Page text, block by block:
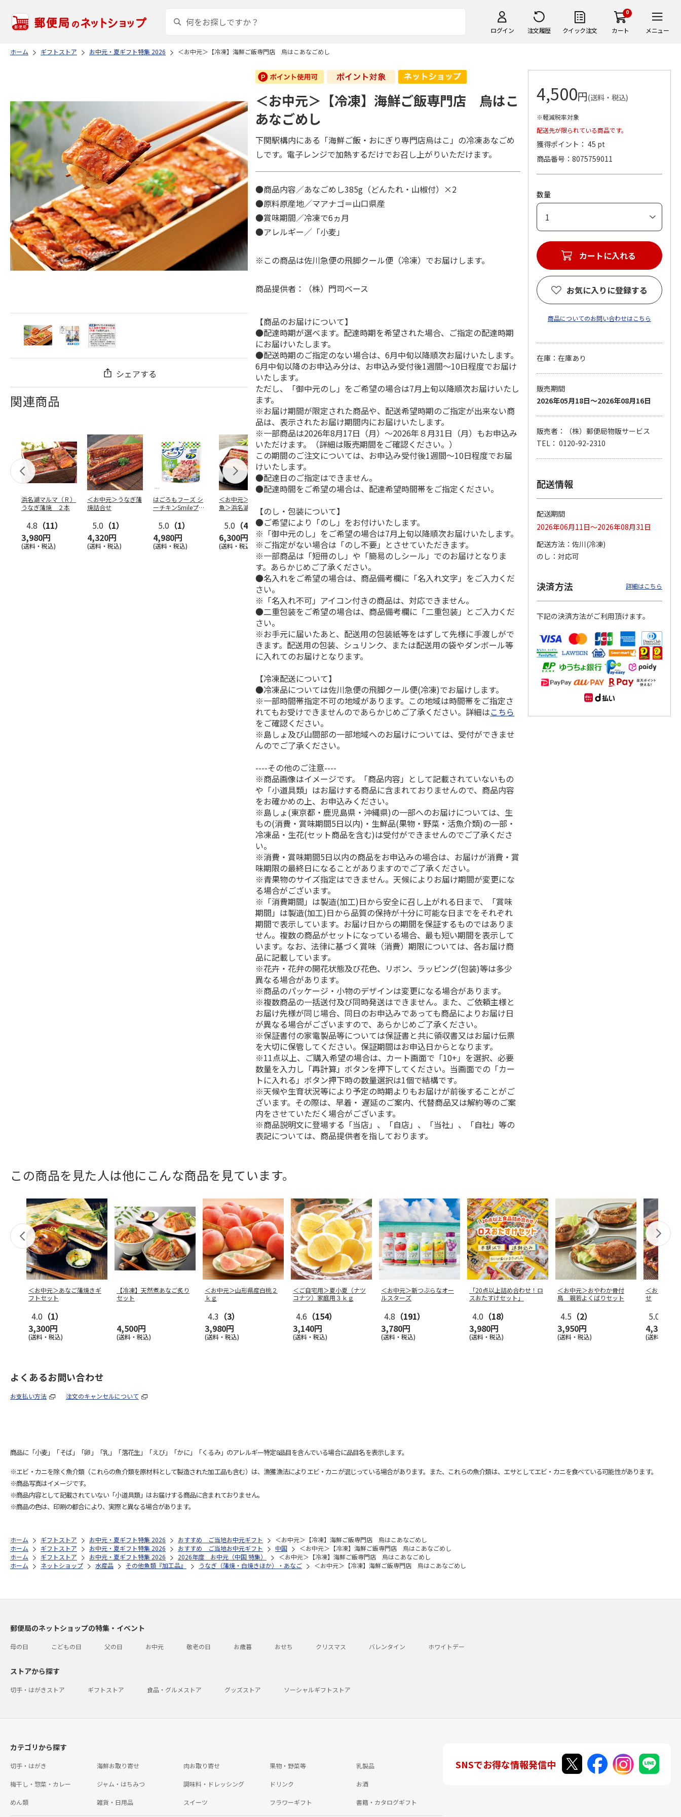
ログイン 注文履歴 クイック注文
0
カート メニュー
ホーム ギフトストア お中元・夏ギフト特集 2026 ＜お中元＞【冷凍】海鮮ご飯専門店 烏はこあなごめし
シェアする
関連商品
浜名湖マルマ（Ｒ）
うなぎ蒲焼 ２本
4.8 （11）
3,980円
(送料・税込)
＜お中元＞うなぎ蒲
焼詰合せ
5.0 （1）
4,320円
(送料・税込)
はごろもフーズ シ
ーチキンSmileプチ
5.0 （1）
4,980円
(送料・税込)
＜お中元＞＜大和養
魚＞浜名湖うなぎ蒲
5.0 （4）
6,300円
(送料・税込)
焼詰合せ
5,400円
(送料・税込)
5.0（1）
11,800円
(送料・税込)
3,780円
(送料・税込)
呼子朝市ひもの詰合
3,300円
＜お中元＞愛知三河
ト
5.0（1）
(送料・税込)
＜お中元＞函館味く
5.0（1）
＜お中元＞【冷凍】海鮮ご飯専門店 烏はこ
あなごめし
下関駅構内にある「海鮮ご飯・おにぎり専門店烏はこ」の冷凍あなごめ
しです。電子レンジで加熱するだけでお召し上がりいただけます。
●商品内容／あなごめし385g（どんたれ・山椒付）×2
●原料原産地／マアナゴ＝山口県産
●賞味期間／冷凍で6ヵ月
●アレルギー／「小麦」
※この商品は佐川急便の飛脚クール便（冷凍）でお届けします。
商品提供者：（株）門司ベース
【商品のお届けについて】
●配達時期が選べます。配達時期を希望された場合、ご指定の配達時期
にお届けいたします。
●配送時期のご指定のない場合は、6月中旬以降順次お届けいたします。
6月中旬以降のお申込み分は、お申込み受付後1週間～10日程度でお届け
いたします。
ただし、「御中元のし」をご希望の場合は7月上旬以降順次お届けいたし
ます。
※お届け期間が限定された商品や、配送希望時期のご指定が出来ない商
品は、表示されたお届け期間内にお届けいたします。
※一部商品は2026年8月17日（月）～2026年８月31日（月）もお申込み
いただけます。（詳細は販売期間をご確認ください。）
この期間のご注文については、お申込み受付後1週間～10日程度でお届
けいたします。
●配達日のご指定はできません。
●配達時間をご希望の場合は、配達希望時間帯をご指定ください。
【のし・包装について】
●ご希望により「のし」をお付けいたします。
※「御中元のし」をご希望の場合は7月上旬以降順次お届けいたします。
※ご指定がない場合は「のし不要」とさせていただきます。
※一部商品は「短冊のし」や「簡易のしシール」でのお届けとなりま
す。あらかじめご了承ください。
●名入れをご希望の場合は、商品備考欄に「名入れ文字」をご入力くだ
さい。
※「名入れ不可」アイコン付きの商品は、対応できません。
●二重包装をご希望の場合は、商品備考欄に「二重包装」とご入力くだ
さい。
※お手元に届いたあと、配送用の包装紙等をはずして先様に手渡しがで
きます。配送用の包装、シュリンク、または配送用の袋やダンボール等
に入れてのお届けとなります。
【冷凍配送について】
●冷凍品については佐川急便の飛脚クール便(冷凍)でお届けします。
※一部時間帯指定不可の地域があります。この地域は時間帯をご指定さ
れてもお受けできませんのであらかじめご了承ください。詳細はこちら
をご確認ください。
※島しょ及び山間部の一部地域へのお届けについては、受付ができませ
んのでご了承ください。
----その他のご注意----
※商品画像はイメージです。「商品内容」として記載されていないもの
や「小道具類」はお届けする商品に含まれておりませんので、商品内容
をお確かめの上、お申込みください。
※島しょ(東京都・鹿児島県・沖縄県)の一部へのお届けについては、生
もの(消費・賞味期間5日以内)・生鮮品(果物・野菜・活魚介類)の一部・
冷凍品・生花(セット商品を含む)は受付ができませんのでご了承くださ
い。
※消費・賞味期間5日以内の商品をお申込みの場合は、お届けが消費・賞
味期限の最終日になることがありますのでご了承ください。
※青果物のサイズ指定はできません。天候によりお届け期間が変更にな
る場合がございます。
※「消費期間」は製造(加工)日から安全に召し上がれる日まで、「賞味
期間」は製造(加工)日から品質の保持が十分に可能な日までをそれぞれ
期間で表示しています。お届け日からの期間を保証するものではありま
せん。複数の商品がセットになっている場合、最も短い期間を表示して
います。なお、法律に基づく賞味（消費）期限については、各お届け商
品に記載しています。
※花卉・花弁の開花状態及び花色、リボン、ラッピング(包装)等は多少
異なる場合があります。
※商品のパッケージ・小物のデザインは変更になる場合があります。
※複数商品の一括送付及び同時発送はできません。また、ご依頼主様と
お届け先様が同じ場合、同日のお申込みであっても商品によりお届け日
が異なる場合がございますので、あらかじめご了承ください。
※保証書付の家電製品等については保証書と共に領収書又はお届け伝票
を大切に保管してください。保証期間はお申込日からとなります。
※11点以上、ご購入希望の場合は、カート画面で「10+」を選択、必要
数量を入力し「再計算」ボタンを押下してください。当画面での「カー
トに入れる」ボタン押下時の数量選択は1個で結構です。
※天候や生育状況等により予定の時期よりもお届けが前後することがご
ざいます。その際は、早着・ 遅延のご案内、代替商品又は解約等のご案
内をさせていただく場合がございます。
※商品説明文に登場する「当店」、「自店」、「当社」、「自社」等の
表記については、商品提供者を指しております。
4,500円(送料・税込)
※軽減税率対象
配送先が限られている商品です。
獲得ポイント： 45 pt
商品番号
8075759011
数量
カートに入れる
お気に入りに登録する
商品についてのお問い合わせはこちら
在庫：在庫あり
販売期間
2026年05月18日～2026年08月16日
販売者：（株）郵便局物販サービス
TEL： 0120-92-2310
配送情報
配送期間
2026年06月11日～2026年08月31日
配送方法
佐川(冷凍)
のし
対応可
決済方法 詳細はこちら
下記の決済方法がご利用頂けます。
この商品を見た人は他にこんな商品を見ています。
＜お中元＞あなご蒲焼きギ
フトセット
4.0 （1）
3,300円
(送料・税込)
【冷凍】天然煮あなご炙り
セット
4,500円
(送料・税込)
＜お中元＞山形県産白桃２
ｋｇ
4.3 （3）
3,980円
(送料・税込)
＜ご自宅用＞夏小夏（ナツ
コナツ）家庭用３ｋｇ
4.6 （154）
3,140円
(送料・税込)
＜お中元＞新つぶらなオー
ルスターズ
4.8 （191）
3,780円
(送料・税込)
「20点以上詰め合わせ！ロ
スおたすけセット」
4.0 （18）
3,980円
(送料・税込)
＜お中元＞おやわか骨付
鳥 親若よくばりセット
4.5 （2）
3,950円
(送料・税込)
＜お中元＞
せ
5.0
4,320円
(送料・税込)
よくあるお問い合わせ
お支払い方法 注文のキャンセルについて
商品に「小麦」「そば」「卵」「乳」「落花生」「えび」「かに」「くるみ」のアレルギー特定8品目を含んでいる場合に品目名を表示します。
※エビ・カニを除く魚介類（これらの魚介類を原材料として製造された加工品も含む）は、漁獲漁法によりエビ・カニが混じっている場合があります。また、これらの魚介類は、エサとしてエビ・カニを食べている可能性があります。
※商品写真はイメージです。
※商品内容として記載されていない「小道具類」はお届けする商品に含まれておりません。
※商品の色は、印刷の都合により、実際と異なる場合があります。
ホーム ギフトストア お中元・夏ギフト特集 2026 おすすめ ご当地お中元ギフト
＜お中元＞【冷凍】海鮮ご飯専門店 烏はこあなごめし
ホーム
ギフトストア お中元・夏ギフト特集 2026 おすすめ ご当地お中元ギフト 中国
＜お中元＞【冷凍】海鮮ご飯専門店 烏はこあなごめし
ホーム
ギフトストア お中元・夏ギフト特集 2026 2026年度 お中元（中国 特集）
＜お中元＞【冷凍】海鮮ご飯専門店 烏はこあなごめし
ホーム
ネットショップ 水産品 その他魚類『加工品』 うなぎ（蒲焼・白焼きほか）・あなご ＜お中元＞【冷凍】海鮮ご飯専門店 烏はこあなごめし
郵便局のネットショップの特集・イベント
母の日 こどもの日 父の日 お中元 敬老の日 お歳暮 おせち クリスマス バレンタイン ホワイトデー
ストアから探す
切手・はがきストア ギフトストア 食品・グルメストア グッズストア ソーシャルギフトストア
カテゴリから探す
切手・はがき 海鮮お取り寄せ 肉お取り寄せ 果物・野菜等 乳製品
梅干し・惣菜・カレー ジャム・はちみつ 調味料・ドレッシング ドリンク お酒
めん類 雑貨・日用品 スイーツ フラワーギフト 書籍・カタログギフト
SNSでお得な情報発信中